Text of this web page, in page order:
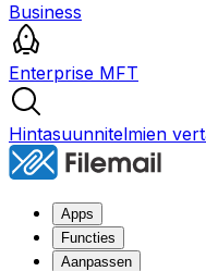
Business
Enterprise MFT
Hintasuunnitelmien
Apps
Functies
Aanpassen